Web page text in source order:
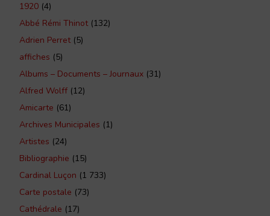
1920 (4)
Abbé Rémi Thinot(132)
Adrien Perret(5)
affiches (5)
Albums – Documents – Journaux (31)
Alfred Wolff (12)
Amicarte (61)
Archives Municipales (1)
Artistes (24)
Bibliographie (15)
Cardinal Luçon (1 733)
Carte postale (73)
Cathédrale (17)